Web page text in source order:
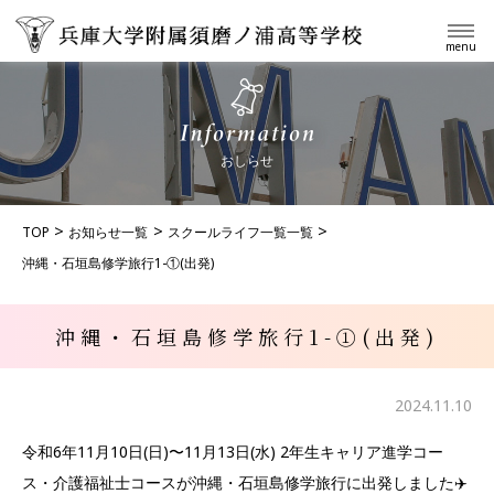
menu
おしらせ
TOP お知らせ一覧
スクールライフ一覧一覧
沖縄・石垣島修学旅行1-①(出発)
沖縄・石垣島修学旅行1-①(出発)
2024.11.10
令和6年11月10日(日)〜11月13日(水) 2年生キャリア進学コー
ス・介護福祉士コースが沖縄・石垣島修学旅行に出発しました✈️